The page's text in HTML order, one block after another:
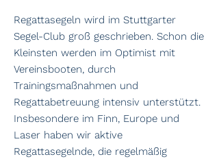
Regattasegeln wird im Stuttgarter
Segel-Club groß geschrieben. Schon die
Kleinsten werden im Optimist mit
Vereinsbooten, durch
Trainingsmaßnahmen und
Regattabetreuung intensiv unterstützt.
Insbesondere im Finn, Europe und
Laser haben wir aktive
Regattasegelnde, die regelmäßig